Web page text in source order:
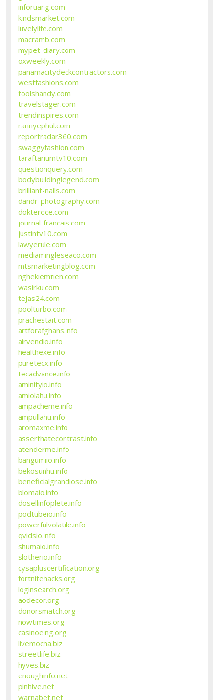
inforuang.com
kindsmarket.com
luvelylife.com
macramb.com
mypet-diary.com
oxweekly.com
panamacitydeckcontractors.com
westfashions.com
toolshandy.com
travelstager.com
trendinspires.com
rannyephul.com
reportradar360.com
swaggyfashion.com
taraftariumtv10.com
questionquery.com
bodybuildinglegend.com
brilliant-nails.com
dandr-photography.com
dokteroce.com
journal-francais.com
justintv10.com
lawyerule.com
mediamingleseaco.com
mtsmarketingblog.com
nghekiemtien.com
wasirku.com
tejas24.com
poolturbo.com
prachestait.com
artforafghans.info
airvendio.info
healthexe.info
puretecx.info
tecadvance.info
aminityio.info
amiolahu.info
ampacheme.info
ampullahu.info
aromaxme.info
asserthatecontrast.info
atenderme.info
bangumiio.info
bekosunhu.info
beneficialgrandiose.info
blomaio.info
dosellinfoplete.info
podtubeio.info
powerfulvolatile.info
qvidsio.info
shumaio.info
slotherio.info
cysapluscertification.org
fortnitehacks.org
loginsearch.org
aodecor.org
donorsmatch.org
nowtimes.org
casinoeing.org
livemocha.biz
streetlife.biz
hyves.biz
enoughinfo.net
pinhive.net
warnabet.net